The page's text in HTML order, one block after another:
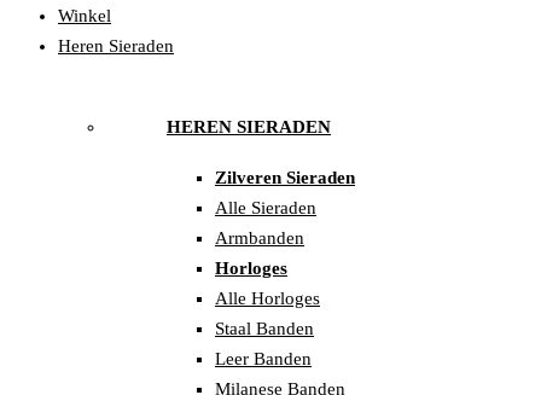
Winkel
Heren Sieraden
HEREN SIERADEN
Zilveren Sieraden
Alle Sieraden
Armbanden
Horloges
Alle Horloges
Staal Banden
Leer Banden
Milanese Banden